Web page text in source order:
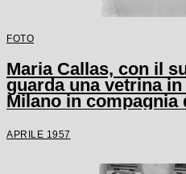
FOTO
Maria Callas, con il
guarda una vetrina
Milano in compagnia
APRILE 1957